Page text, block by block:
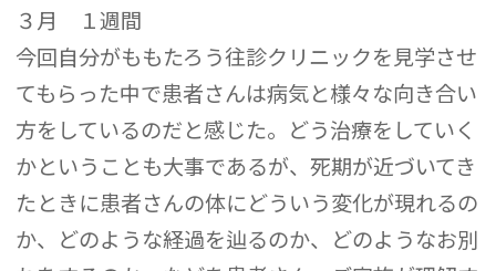
３月 １週間
今回自分がももたろう往診クリニックを見学させ
てもらった中で患者さんは病気と様々な向き合い
方をしているのだと感じた。どう治療をしていく
かということも大事であるが、死期が近づいてき
たときに患者さんの体にどういう変化が現れるの
か、どのような経過を辿るのか、どのようなお別